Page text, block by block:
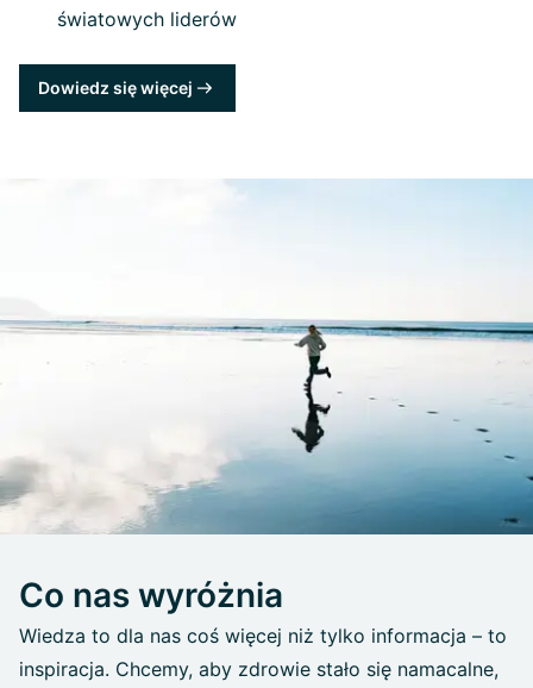
światowych liderów
Dowiedz się więcej
Co nas wyróżnia
Wiedza to dla nas coś więcej niż tylko informacja – to
inspiracja. Chcemy, aby zdrowie stało się namacalne,